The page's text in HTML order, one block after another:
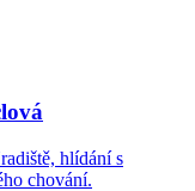
hlídání s
chování.